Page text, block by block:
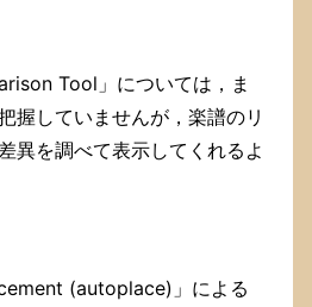
Tool」については，ま
握していませんが，楽譜のリ
異を調べて表示してくれるよ
(autoplace)」による